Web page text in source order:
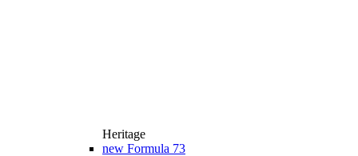
Heritage
new Formula 73